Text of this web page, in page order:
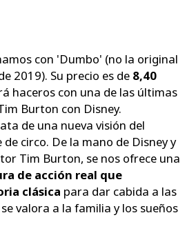
con 'Dumbo' (no la original
2019). Su precio es de 8,40
haceros con una de las últimas
Burton con Disney.
de una nueva visión del
circo. De la mano de Disney y
Tim Burton, se nos ofrece una
de acción real que
clásica para dar cabida a las
valora a la familia y los sueños